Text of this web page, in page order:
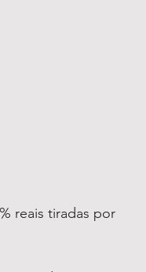
reais tiradas por